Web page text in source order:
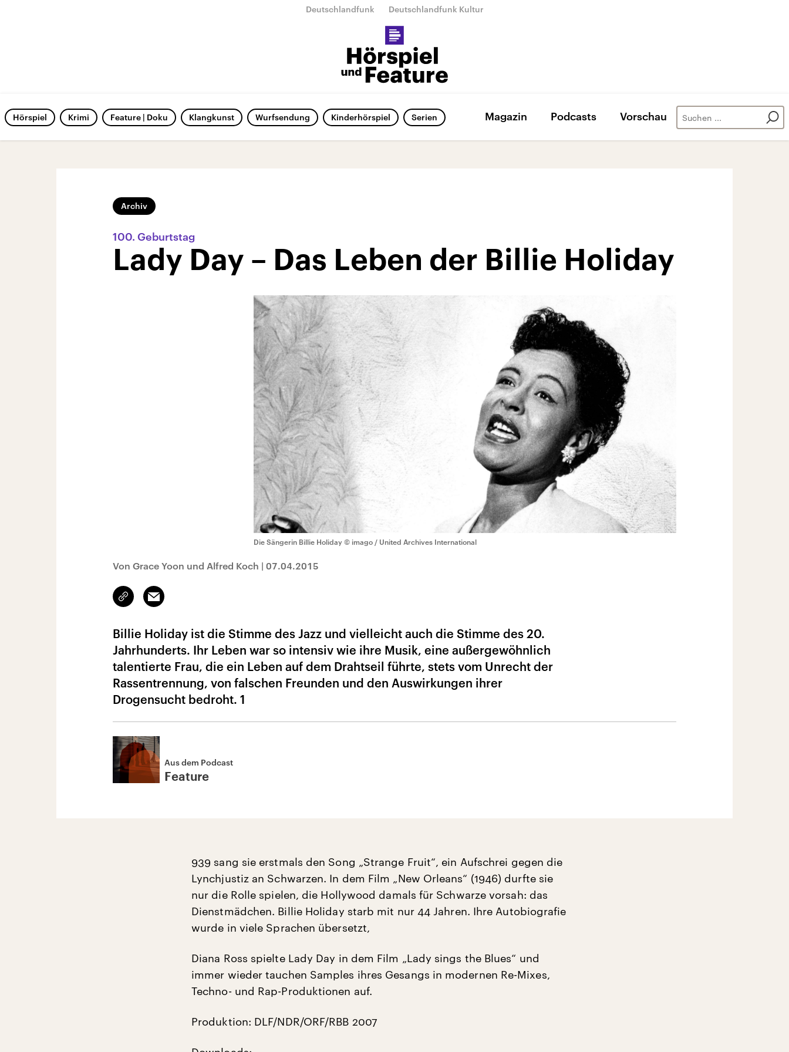
Deutschlandfunk Deutschlandfunk Kultur
Hörspiel Krimi Feature | Doku Klangkunst Wurfsendung Kinderhörspiel Serien Magazin Podcasts Vorschau
Archiv
100. Geburtstag
Lady Day – Das Leben der Billie Holiday
Die Sängerin Billie Holiday © imago / United Archives International
Von Grace Yoon und Alfred Koch | 07.04.2015
Link
kopieren/teilen
Email
Billie Holiday ist die Stimme des Jazz und vielleicht auch die Stimme des 20.
Jahrhunderts. Ihr Leben war so intensiv wie ihre Musik, eine außergewöhnlich
talentierte Frau, die ein Leben auf dem Drahtseil führte, stets vom Unrecht der
Rassentrennung, von falschen Freunden und den Auswirkungen ihrer
Drogensucht bedroht. 1
Aus dem Podcast
Feature
939 sang sie erstmals den Song „Strange Fruit“, ein Aufschrei gegen die
Lynchjustiz an Schwarzen. In dem Film „New Orleans“ (1946) durfte sie
nur die Rolle spielen, die Hollywood damals für Schwarze vorsah: das
Dienstmädchen. Billie Holiday starb mit nur 44 Jahren. Ihre Autobiografie
wurde in viele Sprachen übersetzt,
Diana Ross spielte Lady Day in dem Film „Lady sings the Blues“ und
immer wieder tauchen Samples ihres Gesangs in modernen Re-Mixes,
Techno- und Rap-Produktionen auf.
Produktion: DLF/NDR/ORF/RBB 2007